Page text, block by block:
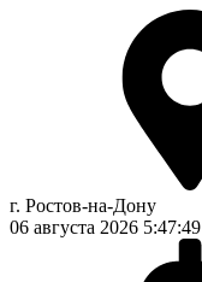
г. Ростов-на-Дону
06 августа 2026 5:47:50